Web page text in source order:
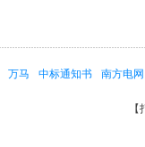
万马 中标通知书 南方电网
【